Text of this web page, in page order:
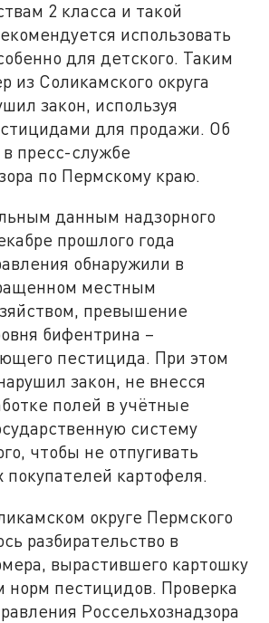
2 класса и такой
использовать
для детского. Таким
из Соликамского округа
закон, используя
для продажи. Об
пресс-службе
по Пермскому краю.
данным надзорного
прошлого года
обнаружили в
местным
превышение
бифентрина –
пестицида. При этом
закон, не внесся
полей в учётные
систему
чтобы не отпугивать
картофеля.
округе Пермского
разбирательство в
вырастившего картошку
пестицидов. Проверка
Россельхознадзора